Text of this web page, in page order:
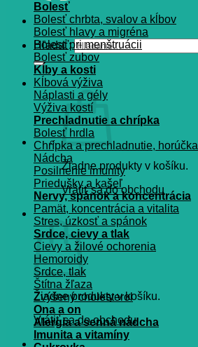
Hľadať:
Žiadne produkty v košíku.
Vrátiť sa do obchodu
Košík
Žiadne produkty v košíku.
Vrátiť sa do obchodu
Bolesť
Bolesť chrbta, svalov a kĺbov
Bolesť hlavy a migréna
Bolesť pri menštruácii
Bolesť zubov
Kĺby a kosti
Kĺbová výživa
Náplasti a gély
Výživa kostí
Prechladnutie a chrípka
Bolesť hrdla
Chrípka a prechladnutie, horúčka
Nádcha
Posilnenie imunity
Priedušky a kašeľ
Nervy, spánok a koncentrácia
Pamät, koncentrácia a vitalita
Stres, úzkosť a spánok
Srdce, cievy a tlak
Cievy a žilové ochorenia
Hemoroidy
Srdce, tlak
Štítna žľaza
Zvýšený cholesterol
Ona a on
Alergia a senná nádcha
Imunita a vitamíny